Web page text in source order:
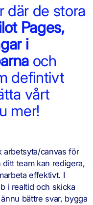
där de stora
Pages,
i
och
defintivt
vårt
mer!
arbetsyta/canvas för
team kan redigera,
effektivt. I
i realtid och skicka
bättre svar, bygga